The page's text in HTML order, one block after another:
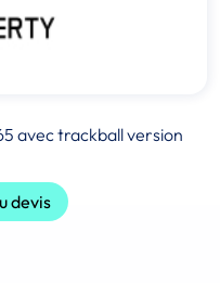
avec trackball version
devis